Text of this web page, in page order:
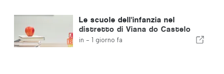
Le scuole dell'infanzia nel
distretto di Viana do Castelo
non chiuderanno
in - 1 giorno fa